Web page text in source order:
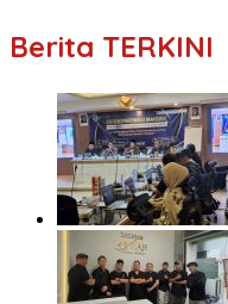
Berita TERKINI